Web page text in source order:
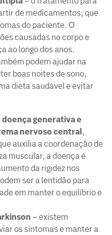
de medicamentos, que
do paciente. O
causadas no corpo e
ao longo dos anos.
podem ajudar na
boas noites de sono,
dieta saudável e evitar
doença generativa e
nervoso central,
auxilia a coordenação de
muscular, a doença é
da rigidez nos
ser a lentidão para
em manter o equilíbrio e
– existem
os sintomas e manter a